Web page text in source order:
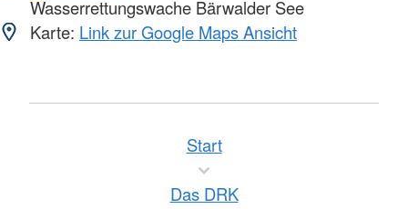
Wasserrettungswache Bärwalder See
Karte: Link zur Google Maps Ansicht
Start
Das DRK